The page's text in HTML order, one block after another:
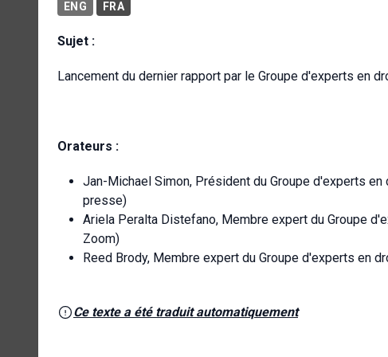
ENG FRA
Sujet :
Lancement du dernier rapport par le Groupe d'experts en
Orateurs :
Jan-Michael Simon, Président du Groupe d'experts
presse)
Ariela Peralta Distefano, Membre expert du Groupe
Zoom)
Reed Brody, Membre expert du Groupe d'experts en
Ce texte a été traduit automatiquement